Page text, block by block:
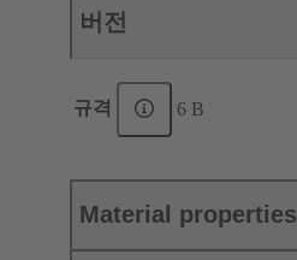
버전
규격 6 B
Material properties